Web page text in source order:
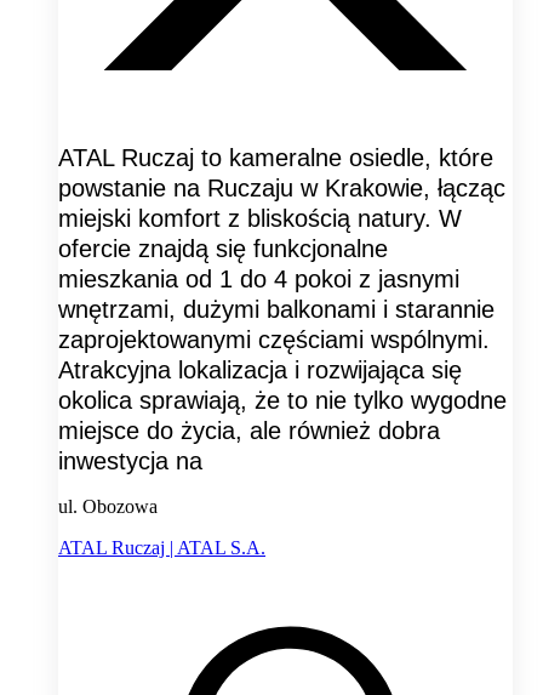
ATAL Ruczaj to kameralne osiedle, które
powstanie na Ruczaju w Krakowie, łącząc
miejski komfort z bliskością natury. W
ofercie znajdą się funkcjonalne
mieszkania od 1 do 4 pokoi z jasnymi
wnętrzami, dużymi balkonami i starannie
zaprojektowanymi częściami wspólnymi.
Atrakcyjna lokalizacja i rozwijająca się
okolica sprawiają, że to nie tylko wygodne
miejsce do życia, ale również dobra
inwestycja na
ul. Obozowa
ATAL Ruczaj | ATAL S.A.